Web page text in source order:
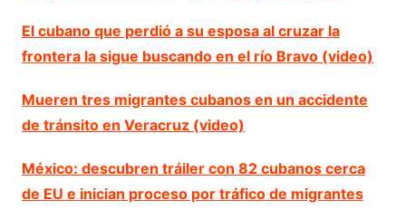
El cubano que perdió a su esposa al cruzar la
frontera la sigue buscando en el río Bravo (video)
Mueren tres migrantes cubanos en un accidente
de tránsito en Veracruz (video)
México: descubren tráiler con 82 cubanos cerca
de EU e inician proceso por tráfico de migrantes